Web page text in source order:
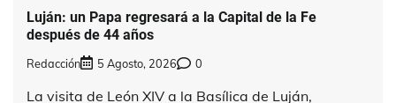
Luján: un Papa regresará a la Capital de la Fe
después de 44 años
Redacción 5 Agosto, 2026 0
La visita de León XIV a la Basílica de Luján,